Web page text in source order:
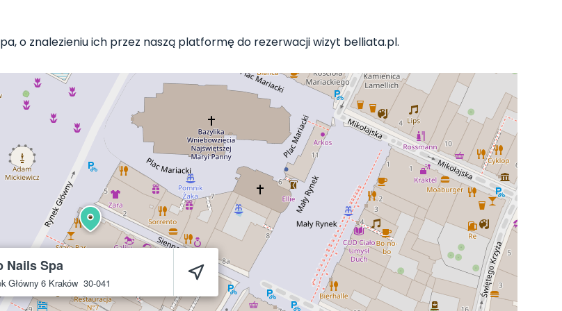
o znalezieniu ich przez naszą platformę do rezerwacji wizyt belliata.pl.
Nails Spa
Główny 6 Kraków 30-041